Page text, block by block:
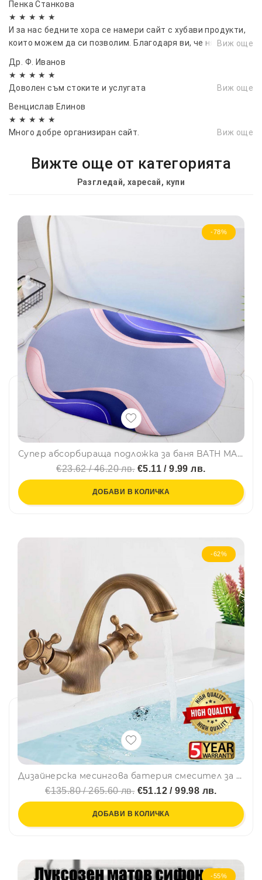
Пенка Станкова
★ ★ ★ ★ ★
И за нас бедните хора се намери сайт с хубави продукти,
които можем да си позволим. Благодаря ви, че някоиВиж още
Др. Ф. Иванов
★ ★ ★ ★ ★
Доволен съм стоките и услугата
Виж още
Венцислав Елинов
★ ★ ★ ★ ★
Много добре организиран сайт.
Виж още
Вижте още от категорията
Разгледай, харесай, купи
-78%
Супер абсорбираща подложка за баня BATH MAT "WAVE" - антихлъзгаща, водоабсорбираща, килимче
€23.62 / 46.20 лв.€5.11 / 9.99 лв.
ДОБАВИ В КОЛИЧКА
-62%
Дизайнерска месингова батерия смесител за кухня и баня - стоящ монтаж, ретро, винтидж AD6098
€135.80 / 265.60 лв. €51.12 / 99.98 лв.
ДОБАВИ В КОЛИЧКА
-55%